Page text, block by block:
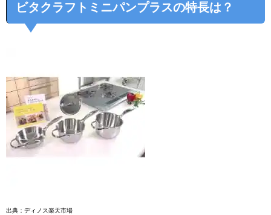
ビタクラフトミニパンプラスの特長は？
出典：ディノス楽天市場